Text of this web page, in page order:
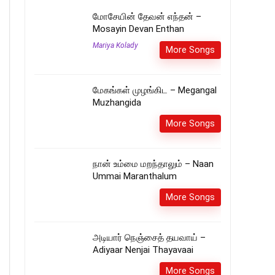
மோசேயின் தேவன் எந்தன் –
Mosayin Devan Enthan
Mariya Kolady More Songs
மேகங்கள் முழங்கிட – Megangal
Muzhangida
More Songs
நான் உம்மை மறந்தாலும் – Naan
Ummai Maranthalum
More Songs
அடியார் நெஞ்சைத் தயவாய் –
Adiyaar Nenjai Thayavaai
More Songs